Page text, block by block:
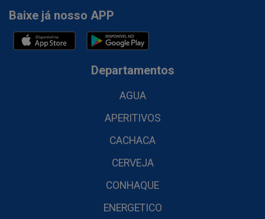
Baixe já nosso APP
Departamentos
AGUA
APERITIVOS
CACHACA
CERVEJA
CONHAQUE
ENERGETICO